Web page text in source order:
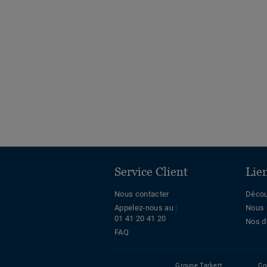
Service Client
Nous contacter
Appelez-nous au :
01 41 20 41 20
FAQ
Nous
Nos